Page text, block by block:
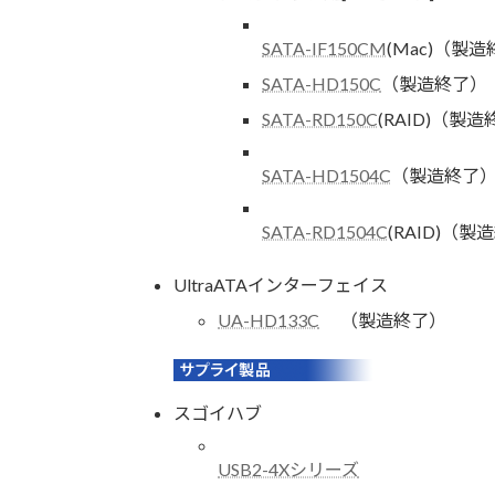
SATA-IF150CM(Mac)（製造
SATA-HD150C （製造終了）
SATA-RD150C(RAID)（製造
SATA-HD1504C （製造終了）
SATA-RD1504C(RAID)（製造
UltraATAインターフェイス
UA-HD133C （製造終了）
スゴイハブ
USB2-4Xシリーズ